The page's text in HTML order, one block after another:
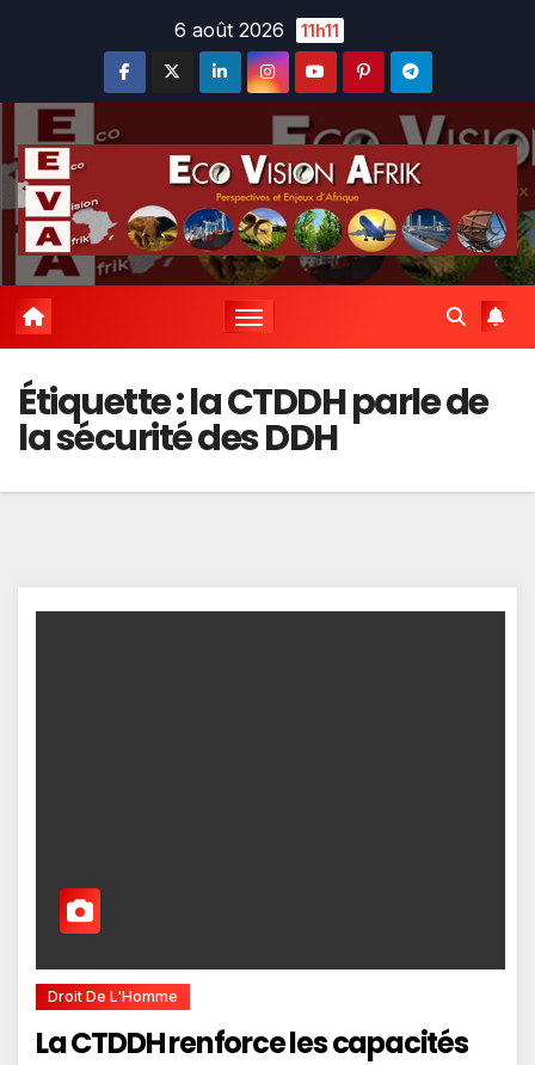
6 août 2026 11h11
Étiquette :la CTDDH parle de
la sécurité des DDH
Droit De L'Homme
La CTDDH renforce les capacités